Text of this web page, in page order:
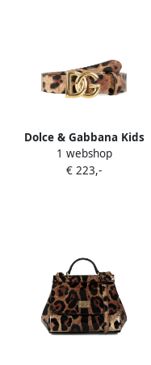
Dolce & Gabbana Kids
Gespriem met
en DG-logo Bruin
1 webshop
€ 223,-